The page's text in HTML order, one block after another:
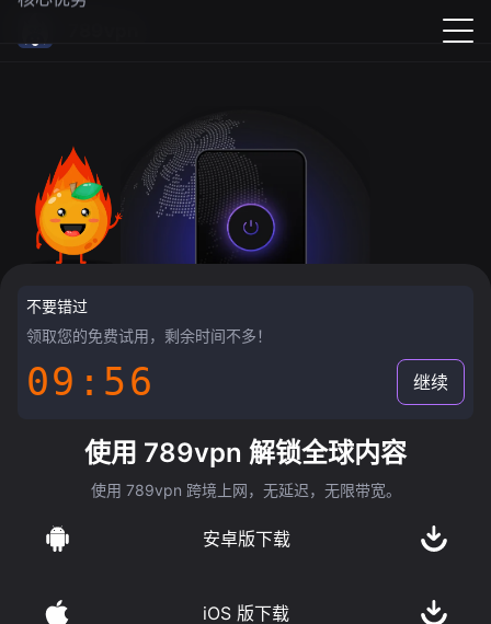
不要错过
领取您的免费试用，剩余时间不多！
09:55 继续
使用 789vpn 解锁全球内容
使用 789vpn 跨境上网，无延迟，无限带宽。
安卓版下载
iOS 版下载